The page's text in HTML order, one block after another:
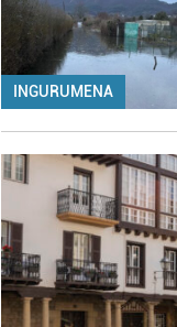
INGURUMENA